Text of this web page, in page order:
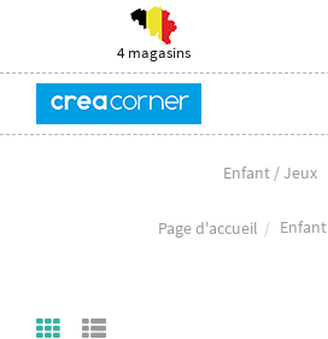
4 magasins
Enfant / Jeux
Page d'accueil Enfant